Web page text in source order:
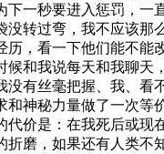
一秒要进入惩罚，
转过弯，我不应该
，看一下他们能不
和我说每天和我聊
有丝毫把握、我、
和神秘力量做了一次
价是：在我死后或
折磨，如果还有人类